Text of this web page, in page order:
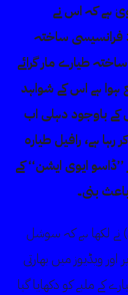
ہے کہ اس نے
مجموعی طور پر بھارت کے 3 فرانسیسی ساختہ
2 سوویت ساختہ طیارے مار گرائے
ہوا ہے اس کے شواہد
باوجود دہلی اب
ہے، رافیل طیارہ
ایوی ایشن‘‘ کے
بنی۔
نے لکھا ہے کہ سوشل
اور ویڈیوز میں بھارتی
کے ملبے کو دکھایا گیا